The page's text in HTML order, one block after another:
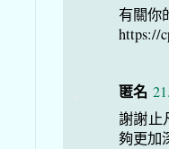
有關你
https://
匿名
謝謝止
夠更加